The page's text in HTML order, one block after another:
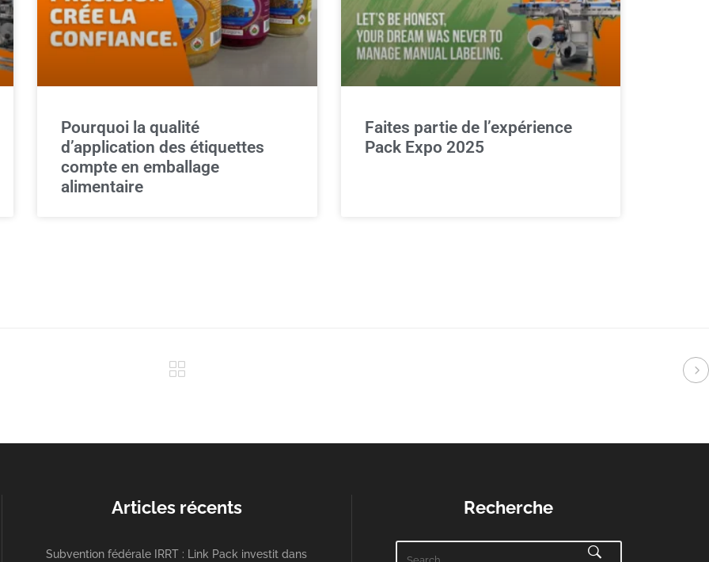
Pourquoi la qualité
d’application des étiquettes
compte en emballage
alimentaire
Faites partie de l’expérience
Pack Expo 2025
Articles récents
Subvention fédérale IRRT : Link Pack investit dans
Recherche